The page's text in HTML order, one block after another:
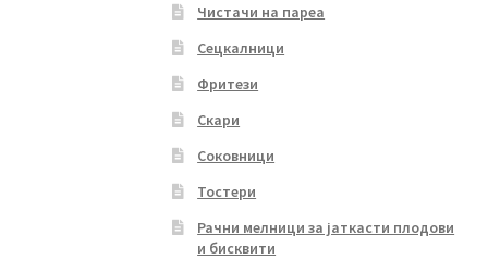
Чистачи на пареа
Сецкалници
Фритези
Скари
Соковници
Тостери
Рачни мелници за јаткасти плодови
и бисквити